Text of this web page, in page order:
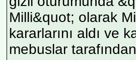
Milli&quot; olarak
kararlarını aldı ve
mebuslar